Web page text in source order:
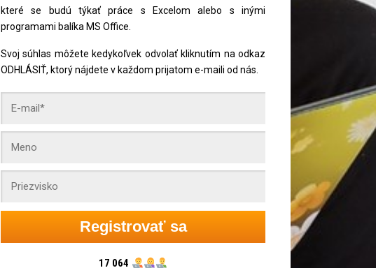
které se budú týkať práce s Excelom alebo s inými
programami balíka MS Office.
Svoj súhlas môžete kedykoľvek odvolať kliknutím na odkaz
ODHLÁSIŤ, ktorý nájdete v každom prijatom e-maili od nás.
Registrovať sa
17 064